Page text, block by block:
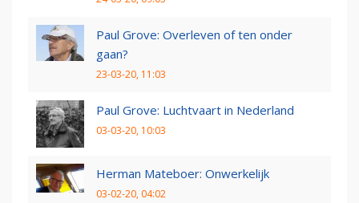
Paul Grove: Overleven of ten onder
gaan?
23-03-20, 11:03
Paul Grove: Luchtvaart in Nederland
03-03-20, 10:03
Herman Mateboer: Onwerkelijk
03-02-20, 04:02